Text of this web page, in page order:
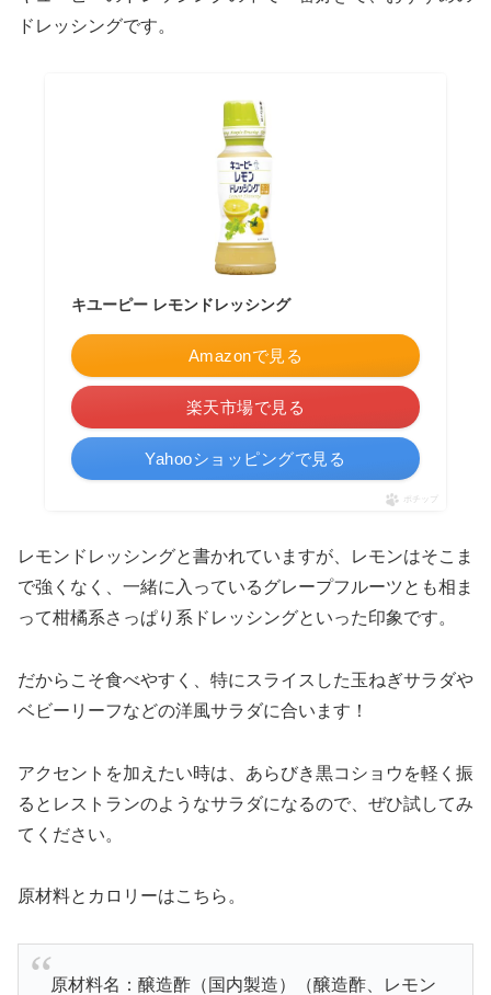
ドレッシングです。
キユーピー レモンドレッシング
Amazonで見る
楽天市場で見る
Yahooショッピングで見る
ポチップ
レモンドレッシングと書かれていますが、レモンはそこま
で強くなく、一緒に入っているグレープフルーツとも相ま
って柑橘系さっぱり系ドレッシングといった印象です。
だからこそ食べやすく、特にスライスした玉ねぎサラダや
ベビーリーフなどの洋風サラダに合います！
アクセントを加えたい時は、あらびき黒コショウを軽く振
るとレストランのようなサラダになるので、ぜひ試してみ
てください。
原材料とカロリーはこちら。
原材料名：醸造酢（国内製造）（醸造酢、レモン